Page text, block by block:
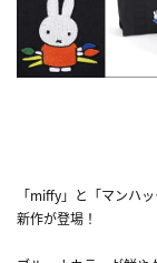
「miffy」と「マンハ
新作が登場！